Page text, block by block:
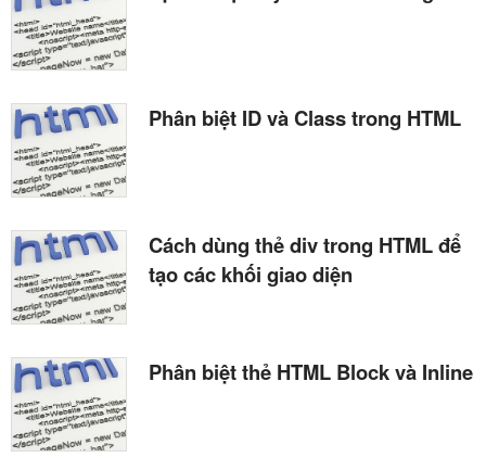
Phân biệt ID và Class trong HTML
Cách dùng thẻ div trong HTML để
tạo các khối giao diện
Phân biệt thẻ HTML Block và Inline